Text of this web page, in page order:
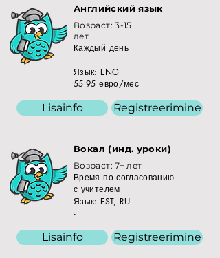
Английский язык
Возраст: 3-15
лет
Каждый день
-
Язык: ENG
55-95 евро/мес
Lisainfo Registreerimine
Вокал (инд. уроки)
Возраст: 7+ лет
Время по согласованию
с учителем
Язык: EST, RU
-
Lisainfo Registreerimine